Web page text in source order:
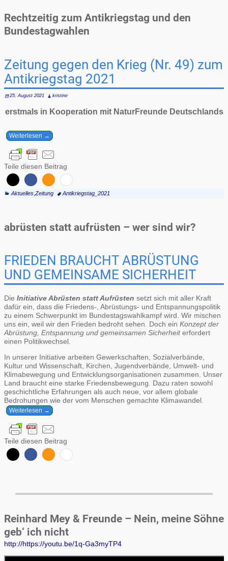
Rechtzeitig zum Antikriegstag und den
Bundestagwahlen
Zeitung gegen den Krieg (Nr. 49) zum
Antikriegstag 2021
25. August 2021 kristine
erstmals in Kooperation mit NaturFreunde Deutschlands
Weiterlesen →
Teile diesen Beitrag
Aktuelles, Zeitung Antikriegstag_2021
abrüsten statt aufrüsten – wer sind wir?
FRIEDEN BRAUCHT ABRÜSTUNG
UND GEMEINSAME SICHERHEIT
Die Initiative Abrüsten statt Aufrüsten setzt sich mit aller Kraft
dafür ein, dass die Friedens-, Abrüstungs- und Entspannungspolitik
zu einem Schwerpunkt im Bundestagswahlkampf wird. Wir mischen
uns ein, weil wir den Frieden bedroht sehen. Doch ein Konzept der
Abrüstung, Entspannung und gemeinsamen Sicherheiterfordert
einen Politikwechsel.
In unserer Initiative arbeiten Gewerkschaften, Sozialverbände,
Kultur und Wissenschaft, Kirchen, Jugendverbände, Umwelt- und
Klimabewegung und Entwicklungsorganisationen zusammen. Unser
Land braucht eine starke Friedensbewegung. Dazu raten sowohl
geschichtliche Erfahrungen als auch neue, vor allem globale
Bedrohungen wie der vom Menschen gemachte Klimawandel.
Weiterlesen →
Teile diesen Beitrag
Reinhard Mey & Freunde – Nein, meine Söhne
geb‘ ich nicht
http://https://youtu.be/1q-Ga3myTP4